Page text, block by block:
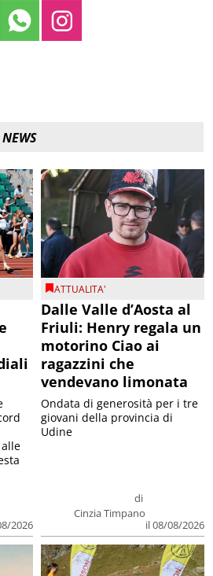
2026
ATTUALITA'
Dalle Valle d’Aosta al
Friuli: Henry regala un
motorino Ciao ai
ragazzini che
vendevano limonata
di
Cinzia Timpano
il 08/08/2026
Ondata di generosità per i tre
giovani della provincia di
Udine